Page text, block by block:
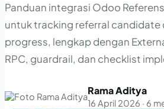
Panduan integrasi Odoo
untuk tracking referral candidate
progress, lengkap dengan
RPC, guardrail, dan checklist
Rama Aditya
16 April 2026 · 6